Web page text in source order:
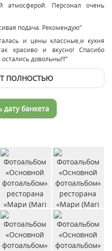
атмосферой. Персонал очень
подача. Рекомендую”
и цены классные,и кухня
красиво и вкусно! Спасибо
довольны!!!”
ПОЛНОСТЬЮ
банкета